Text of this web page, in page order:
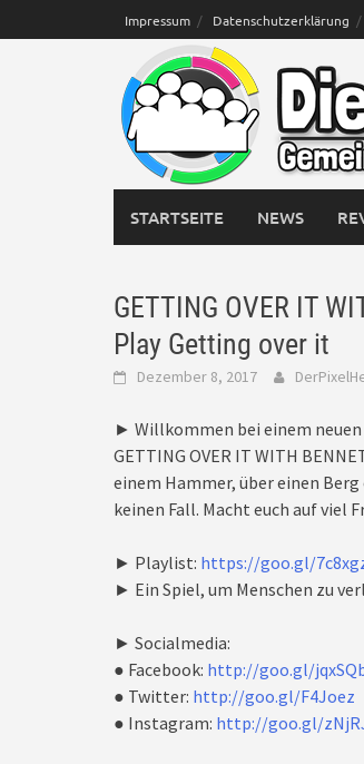
to
Impressum Datenschutzerklärung
STARTSEITE NEWS
GETTING OVER IT
Play Getting over it
Dezember 8, 2017
► Willkommen bei einem
GETTING OVER IT WITH
einem Hammer, über einen
keinen Fall. Macht euch auf viel
► Playlist: https://goo.gl/
► Ein Spiel, um Menschen zu
► Socialmedia:
● Facebook: http://goo.gl/
● Twitter: http://goo.gl/F4Joez
● Instagram: http://goo.gl/